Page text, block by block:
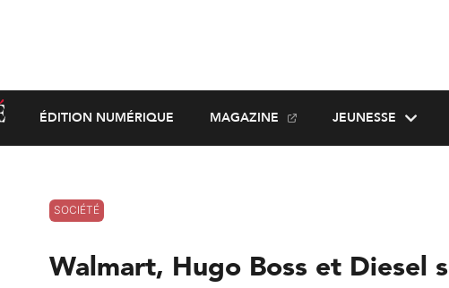
ÉDITION NUMÉRIQUE MAGAZINE JEUNESSE
SOCIÉTÉ
Walmart, Hugo Boss et Diesel